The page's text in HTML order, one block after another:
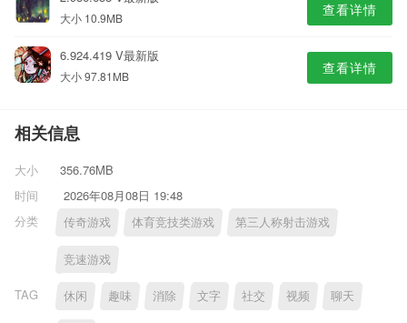
大小 10.9MB 查看详情
6.924.419 V最新版
大小 97.81MB 查看详情
相关信息
大小
356.76MB
时间
2026年08月08日 19:48
分类
传奇游戏 体育竞技类游戏 第三人称射击游戏
竞速游戏
TAG 休闲 趣味 消除 文字 社交 视频 聊天